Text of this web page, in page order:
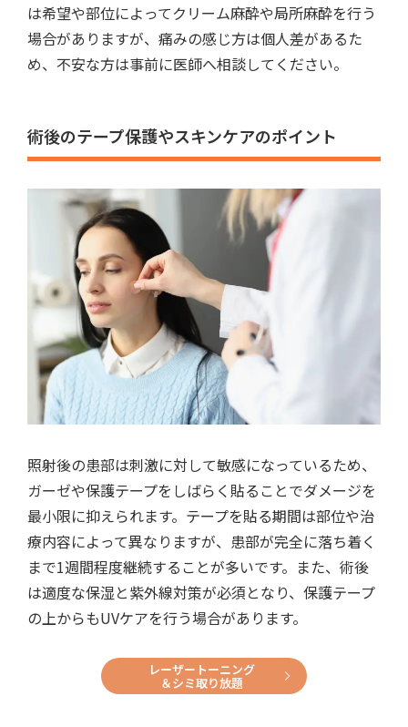
は希望や部位によってクリーム麻酔や局所麻酔を行う
場合がありますが、痛みの感じ方は個人差があるた
め、不安な方は事前に医師へ相談してください。
術後のテープ保護やスキンケアのポイント
照射後の患部は刺激に対して敏感になっているため、
ガーゼや保護テープをしばらく貼ることでダメージを
最小限に抑えられます。テープを貼る期間は部位や治
療内容によって異なりますが、患部が完全に落ち着く
まで1週間程度継続することが多いです。また、術後
は適度な保湿と紫外線対策が必須となり、保護テープ
の上からもUVケアを行う場合があります。
レーザートーニング
＆シミ取り放題